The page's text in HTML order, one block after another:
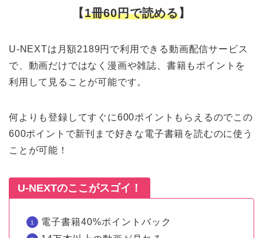
【1冊60円で読める】
U-NEXTは月額2189円で利用できる動画配信サービス
で、動画だけではなく漫画や雑誌、書籍もポイントを
利用して見ることが可能です。
何よりも登録してすぐに600ポイントもらえるのでこの
600ポイントで新刊まで好きな電子書籍を読むのに使う
ことが可能！
U-NEXTのここがスゴイ！
電子書籍40%ポイントバック